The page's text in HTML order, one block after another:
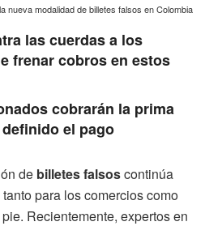
nueva modalidad de billetes falsos en Colombia
las cuerdas a los
frenar cobros en estos
cobrarán la prima
el pago
de billetes falsoscontinúa
para los comercios como
Recientemente, expertos en